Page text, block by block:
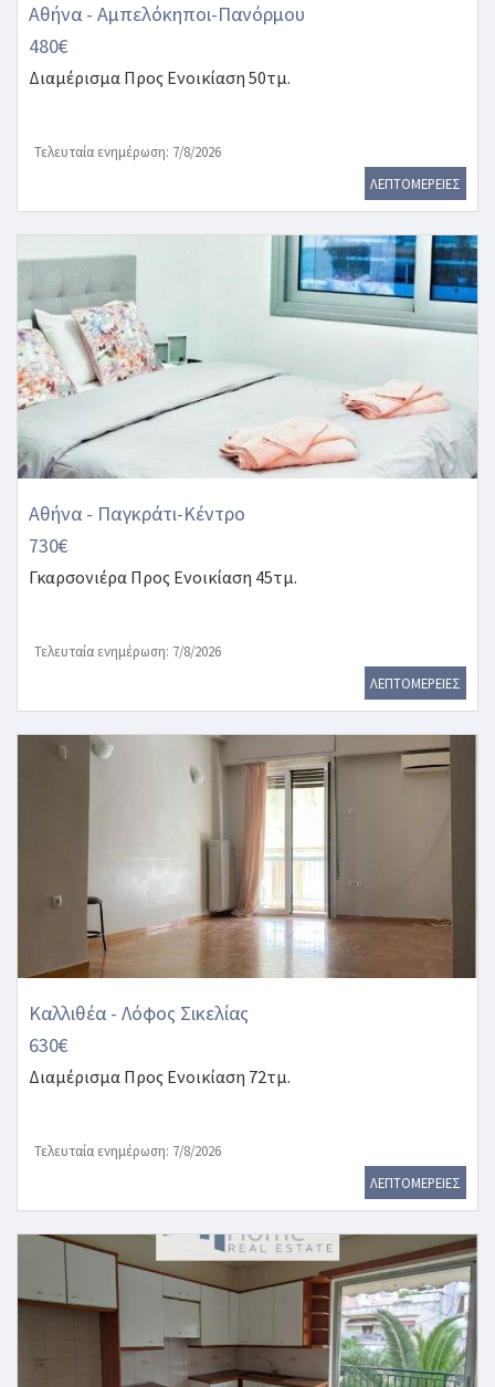
Αθήνα - Αμπελόκηποι-Πανόρμου
480€
Διαμέρισμα Προς Ενοικίαση 50τμ.
Τελευταία ενημέρωση: 7/8/2026
ΛΕΠΤΟΜΕΡΕΙΕΣ
Αθήνα - Παγκράτι-Κέντρο
730€
Γκαρσονιέρα Προς Ενοικίαση 45τμ.
Τελευταία ενημέρωση: 7/8/2026
ΛΕΠΤΟΜΕΡΕΙΕΣ
Καλλιθέα - Λόφος Σικελίας
630€
Διαμέρισμα Προς Ενοικίαση 72τμ.
Τελευταία ενημέρωση: 7/8/2026
ΛΕΠΤΟΜΕΡΕΙΕΣ